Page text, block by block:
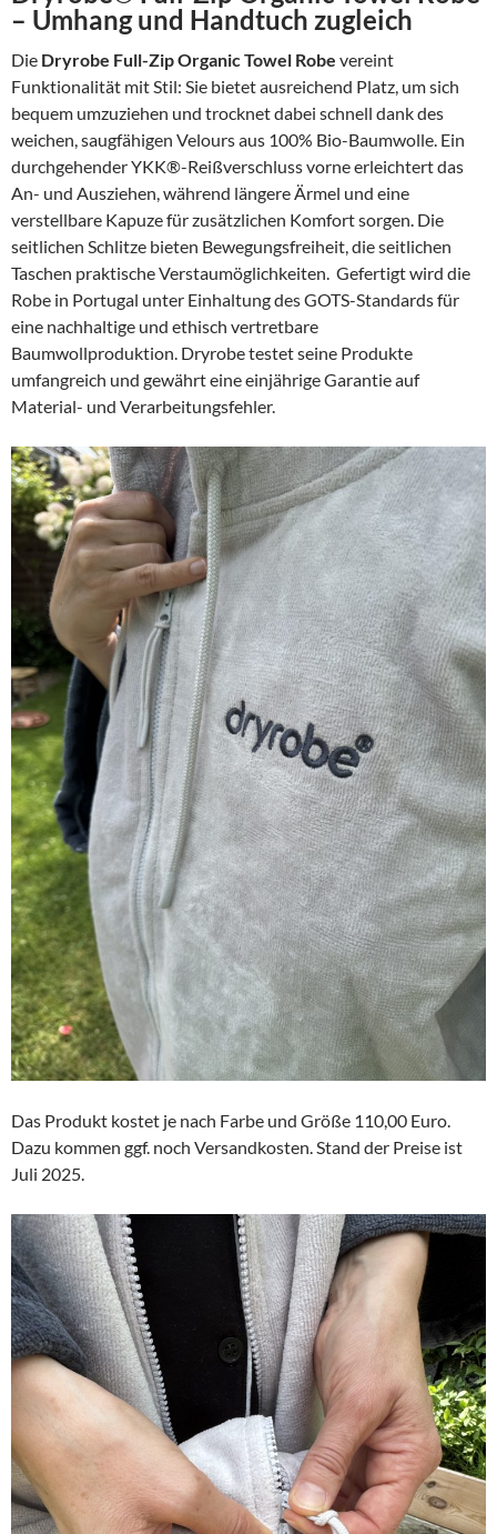
– Umhang und Handtuch zugleich
Die Dryrobe Full-Zip Organic Towel Robe vereint
Funktionalität mit Stil: Sie bietet ausreichend Platz, um sich
bequem umzuziehen und trocknet dabei schnell dank des
weichen, saugfähigen Velours aus 100% Bio-Baumwolle. Ein
durchgehender YKK®-Reißverschluss vorne erleichtert das
An- und Ausziehen, während längere Ärmel und eine
verstellbare Kapuze für zusätzlichen Komfort sorgen. Die
seitlichen Schlitze bieten Bewegungsfreiheit, die seitlichen
Taschen praktische Verstaumöglichkeiten. Gefertigt wird die
Robe in Portugal unter Einhaltung des GOTS-Standards für
eine nachhaltige und ethisch vertretbare
Baumwollproduktion. Dryrobe testet seine Produkte
umfangreich und gewährt eine einjährige Garantie auf
Material- und Verarbeitungsfehler.
Das Produkt kostet je nach Farbe und Größe 110,00 Euro.
Dazu kommen ggf. noch Versandkosten. Stand der Preise ist
Juli 2025.